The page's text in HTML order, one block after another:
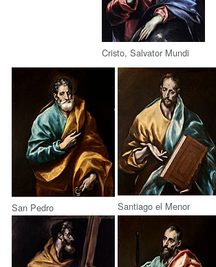
Cristo, Salvator Mundi
San Pedro Santiago el Menor